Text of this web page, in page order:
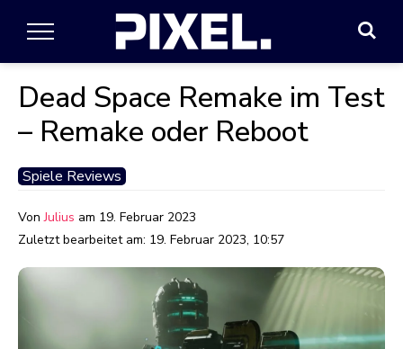
Dead Space Remake im Test
– Remake oder Reboot
Spiele Reviews
VonJulius am 19. Februar 2023
Zuletzt bearbeitet am: 19. Februar 2023, 10:57